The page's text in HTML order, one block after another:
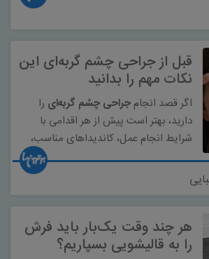
قبل از جراحی چشم گربه‌ای این
نکات مهم را بدانید
اگر قصد انجام جراحی چشم گربه‌ای را
دارید، بهتر است پیش از هر اقدامی با
شرایط انجام عمل، کاندیداهای مناسب،
مراقبت‌های قبل و بعد از جراحی، عوارض
احتمالی و عوامل مؤثر بر ماندگاری نتایج
آشنا شوید. در این مقاله مهم‌ترین نکاتی را
بررسی می‌کنیم.
هر چند وقت یک‌بار باید فرش
را به قالیشویی بسپاریم؟